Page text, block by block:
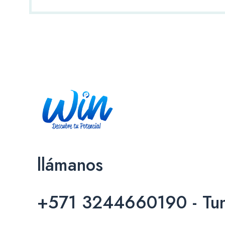
llámanos
+571 3244660190 -